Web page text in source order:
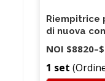
Riempitrice
di nuova
NOI $8820–
1 set